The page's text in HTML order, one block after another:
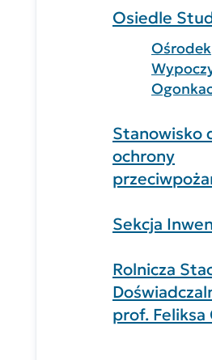
Osiedle
Ośrodek
Stanowisko
ochrony
Sekcja
Rolnicza
prof. Feliksa